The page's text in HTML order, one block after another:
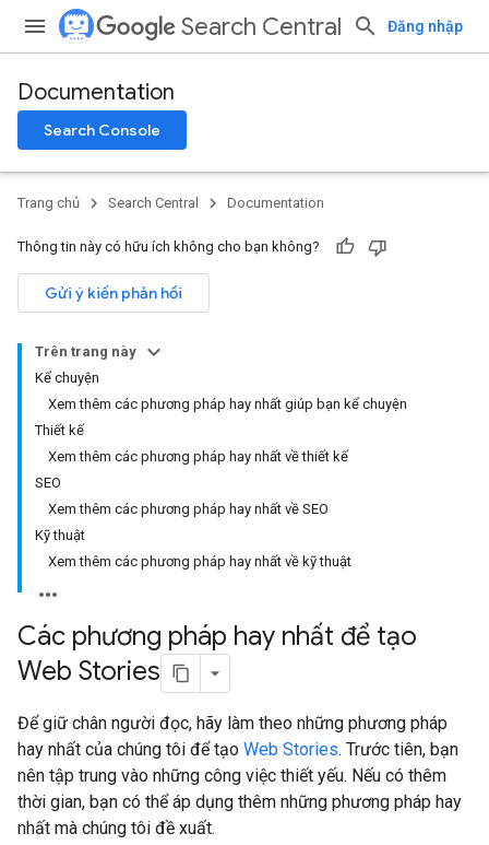
Search Central Đăng nhập
Documentation
Search Console
Trang chủ Search Central Documentation
Thông tin này có hữu ích không cho bạn không?
Gửi ý kiến phản hồi
Trên trang này
Kể chuyện
Xem thêm các phương pháp hay nhất giúp bạn kể chuyện
Thiết kế
Xem thêm các phương pháp hay nhất về thiết kế
SEO
Xem thêm các phương pháp hay nhất về SEO
Kỹ thuật
Xem thêm các phương pháp hay nhất về kỹ thuật
Các phương pháp hay nhất để tạo
Web Stories
Để giữ chân người đọc, hãy làm theo những phương pháp
hay nhất của chúng tôi để tạo Web Stories. Trước tiên, bạn
nên tập trung vào những công việc thiết yếu. Nếu có thêm
thời gian, bạn có thể áp dụng thêm những phương pháp hay
nhất mà chúng tôi đề xuất.